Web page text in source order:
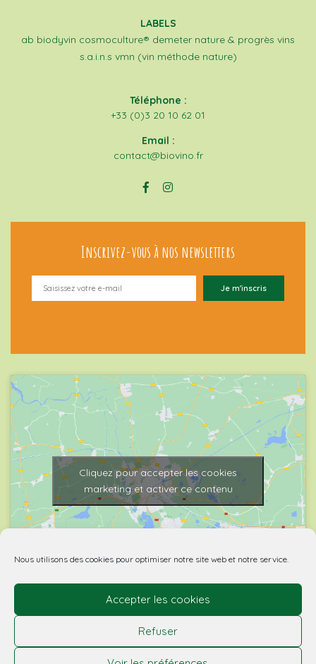
Nous utilisons des cookies pour optimiser notre site web et notre service.
Accepter les cookies
Refuser
LABELS
ab biodyvin cosmoculture® demeter nature & progrès vins
s.a.i.n.s vmn (vin méthode nature)
Téléphone :
+33 (0)3 20 10 62 01
Email :
contact@biovino.fr
Inscrivez-vous à nos newsletters
Cliquez pour accepter les cookies
marketing et activer ce contenu
© 2026 Biovino | made with by Agence Spritz.
L’abus d’alcool est dangereux pour la santé. À boire